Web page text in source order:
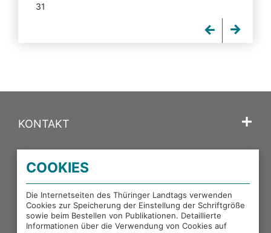
31
KONTAKT
PORTALE DES THÜRINGER LANDTAGS
EXTERNE LINKS
COOKIES
Die Internetseiten des Thüringer Landtags verwenden
Cookies zur Speicherung der Einstellung der Schriftgröße
sowie beim Bestellen von Publikationen. Detaillierte
Informationen über die Verwendung von Cookies auf